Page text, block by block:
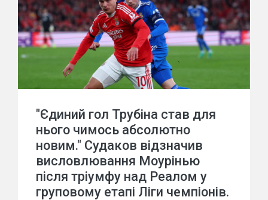
"Єдиний гол Трубіна став для
нього чимось абсолютно
новим." Судаков відзначив
висловлювання Моурінью
після тріумфу над Реалом у
груповому етапі Ліги чемпіонів.